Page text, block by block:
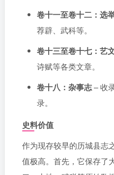
卷十一至卷十二：选
荐辟、武科等。
卷十三至卷十七：艺
诗赋等各类文章。
卷十八：杂事志– 收
录。
史料价值
作为现存较早的历城县志
值极高。首先，它保存了